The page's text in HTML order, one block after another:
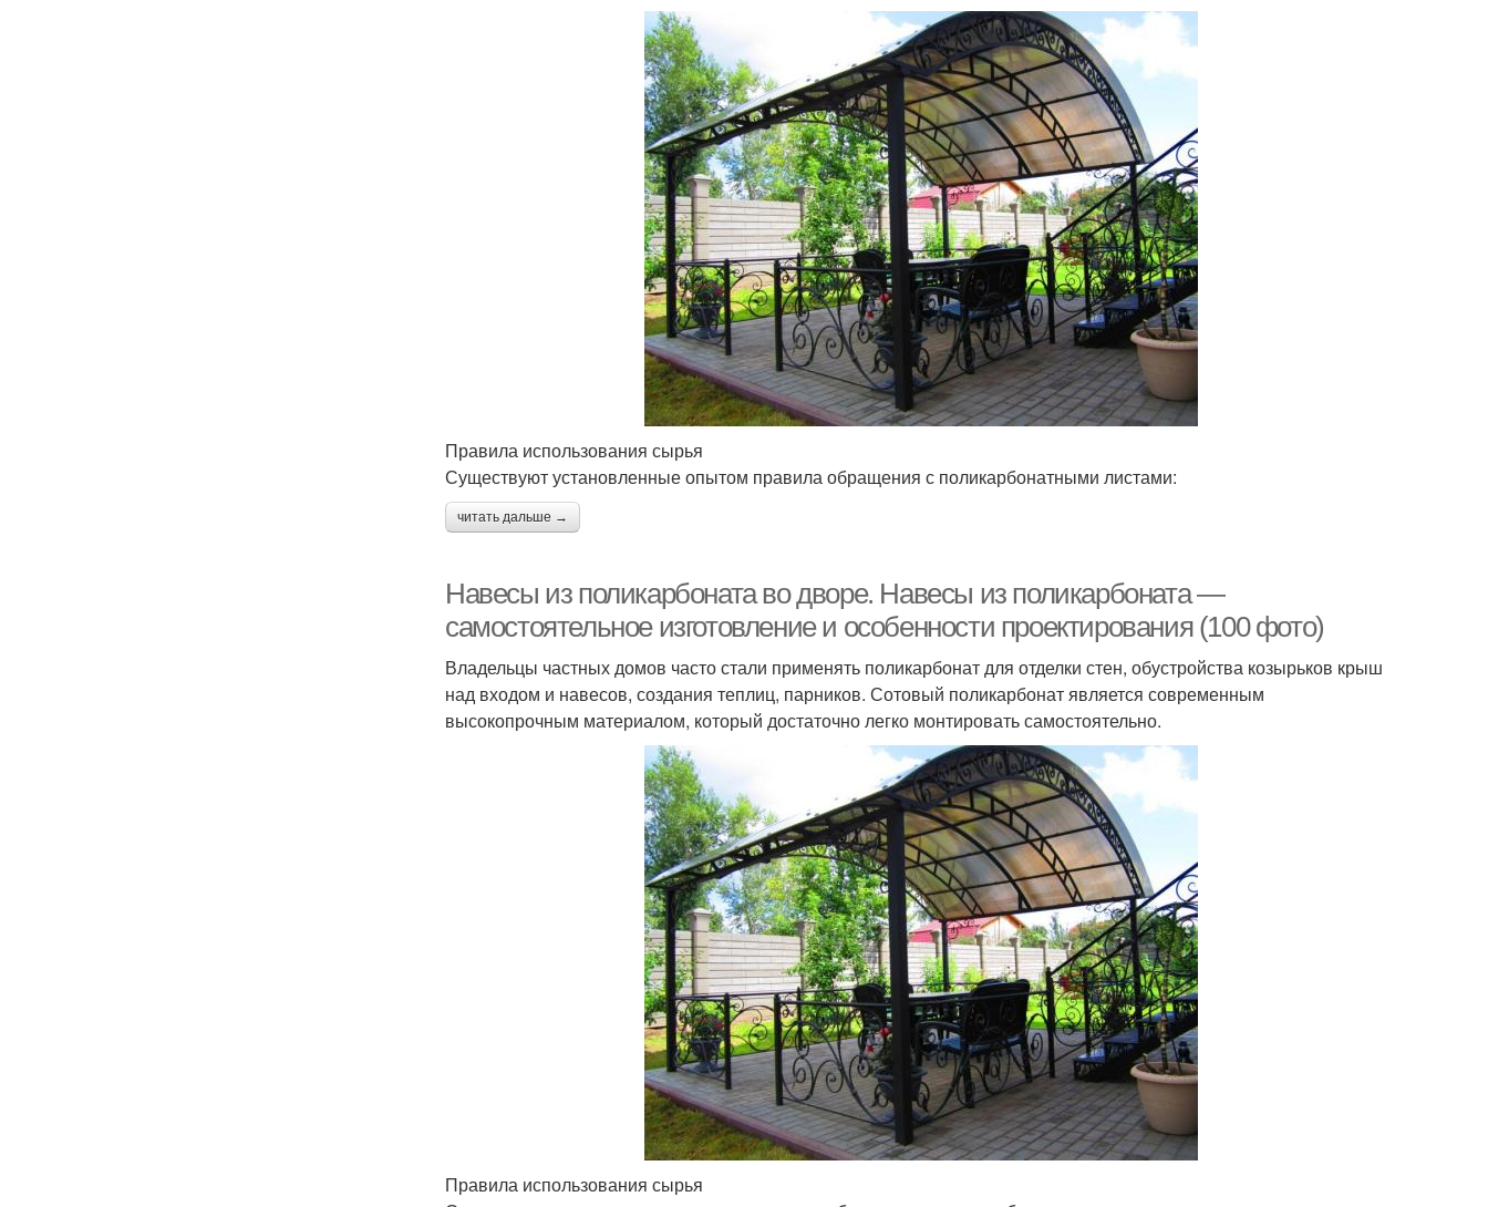
Правила использования сырья
Существуют установленные опытом правила обращения с поликарбонатными листами:
читать дальше →
Навесы из поликарбоната во дворе. Навесы из поликарбоната —
самостоятельное изготовление и особенности проектирования (100 фото)
Владельцы частных домов часто стали применять поликарбонат для отделки стен, обустройства козырьков крыш
над входом и навесов, создания теплиц, парников. Сотовый поликарбонат является современным
высокопрочным материалом, который достаточно легко монтировать самостоятельно.
Правила использования сырья